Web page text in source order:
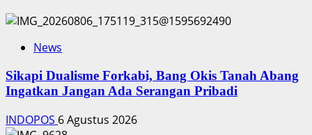
News
Sikapi Dualisme Forkabi, Bang Okis Tanah Abang
Ingatkan Jangan Ada Serangan Pribadi
INDOPOS 6 Agustus 2026